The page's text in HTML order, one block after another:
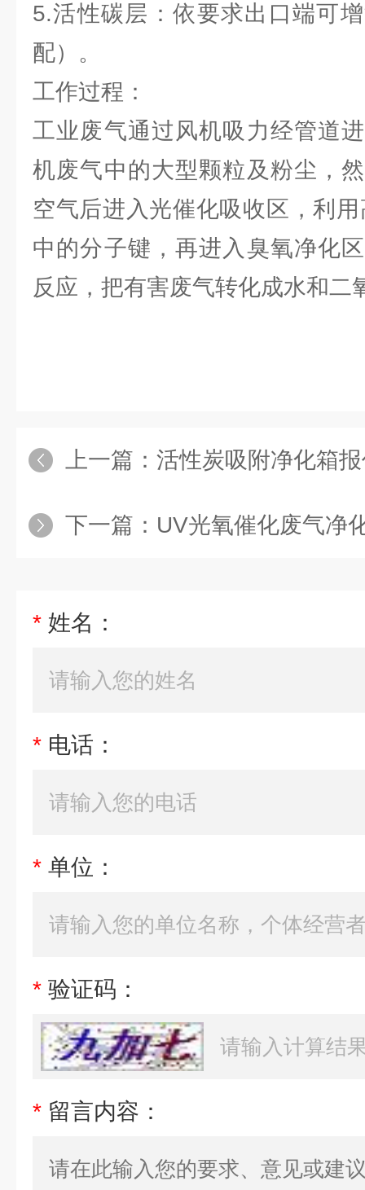
5.活性碳层：依要求出口端可
配）。
工作过程：
工业废气通过风机吸力经管道
机废气中的大型颗粒及粉尘，
空气后进入光催化吸收区，利
中的分子键，再进入臭氧净化
反应，把有害废气转化成水和二
上一篇： 活性炭吸附净化箱
下一篇： UV光氧催化废气净
* 姓名：
* 电话：
* 单位：
* 验证码：
* 留言内容：